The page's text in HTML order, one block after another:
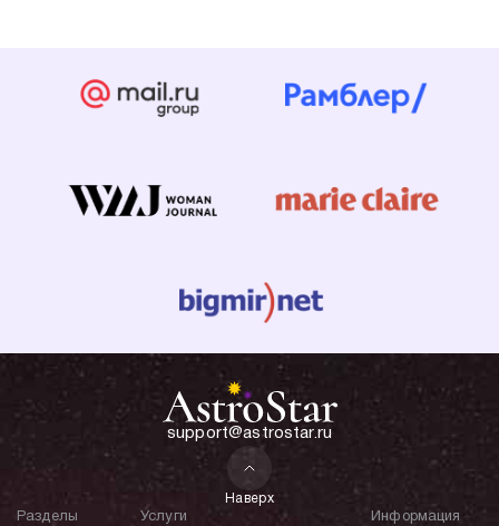
support@astrostar.ru
Наверх
Разделы Услуги Информация